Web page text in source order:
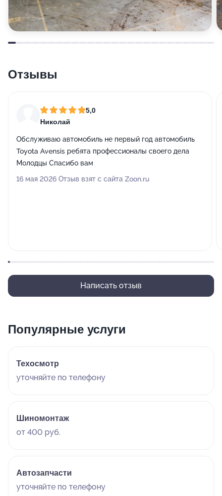
Отзывы
5,0
Николай
Обслуживаю автомобиль не первый год автомобиль
Toyota Avensis ребята профессионалы своего дела
Молодцы Спасибо вам
16 мая 2026 Отзыв взят с сайта Zoon.ru
Написать отзыв
Популярные услуги
Техосмотр
уточняйте по телефону
Шиномонтаж
от 400 руб.
Автозапчасти
уточняйте по телефону